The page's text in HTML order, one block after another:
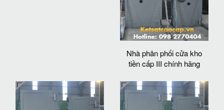
Nhà phân phối cửa kho
tiền cấp III chính hãng